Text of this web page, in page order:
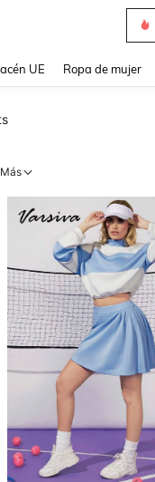
UE Ropa de mujer
Más